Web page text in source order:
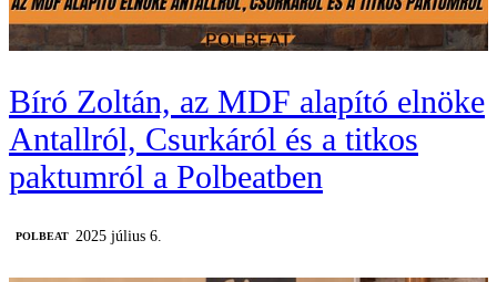
Bíró Zoltán, az MDF alapító elnöke
Antallról, Csurkáról és a titkos
paktumról a Polbeatben
‎POLBEAT 2025 július 6.